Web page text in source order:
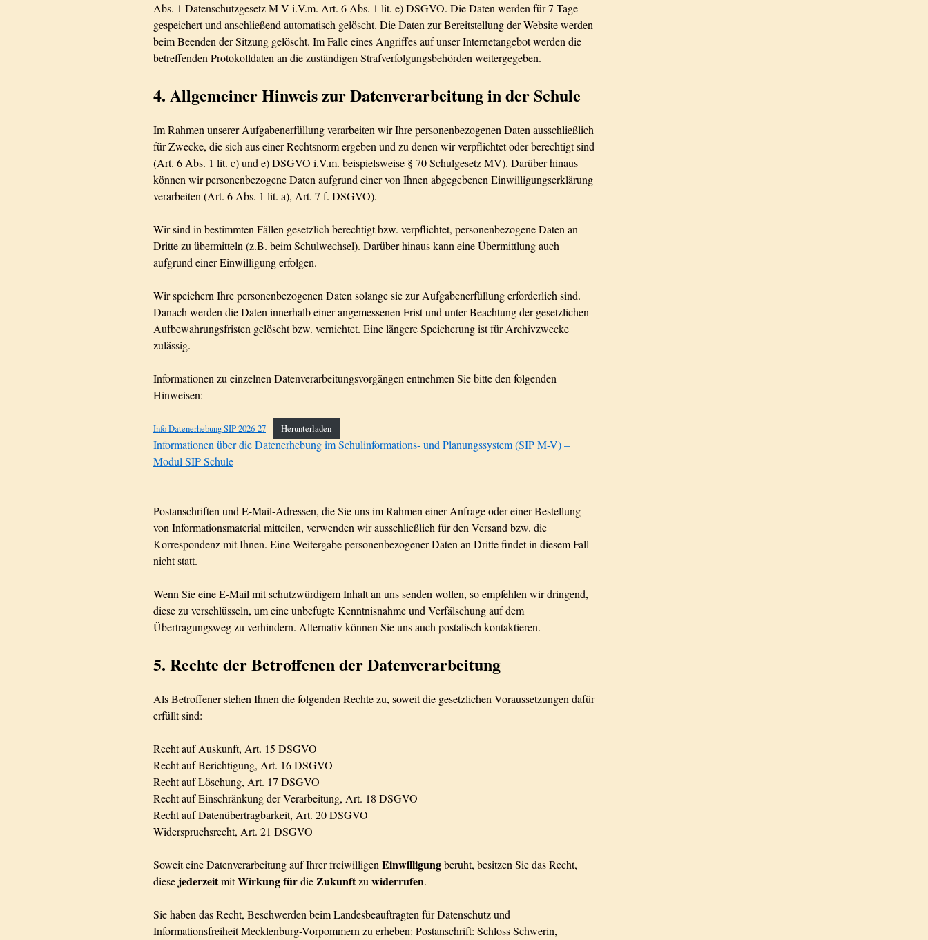
Abs. 1 Datenschutzgesetz M-V i.V.m. Art. 6 Abs. 1 lit. e) DSGVO. Die Daten werden für 7 Tage
gespeichert und anschließend automatisch gelöscht. Die Daten zur Bereitstellung der Website werden
beim Beenden der Sitzung gelöscht. Im Falle eines Angriffes auf unser Internetangebot werden die
betreffenden Protokolldaten an die zuständigen Strafverfolgungsbehörden weitergegeben.
4. Allgemeiner Hinweis zur Datenverarbeitung in der Schule
Im Rahmen unserer Aufgabenerfüllung verarbeiten wir Ihre personenbezogenen Daten ausschließlich
für Zwecke, die sich aus einer Rechtsnorm ergeben und zu denen wir verpflichtet oder berechtigt sind
(Art. 6 Abs. 1 lit. c) und e) DSGVO i.V.m. beispielsweise § 70 Schulgesetz MV). Darüber hinaus
können wir personenbezogene Daten aufgrund einer von Ihnen abgegebenen Einwilligungserklärung
verarbeiten (Art. 6 Abs. 1 lit. a), Art. 7 f. DSGVO).
Wir sind in bestimmten Fällen gesetzlich berechtigt bzw. verpflichtet, personenbezogene Daten an
Dritte zu übermitteln (z.B. beim Schulwechsel). Darüber hinaus kann eine Übermittlung auch
aufgrund einer Einwilligung erfolgen.
Wir speichern Ihre personenbezogenen Daten solange sie zur Aufgabenerfüllung erforderlich sind.
Danach werden die Daten innerhalb einer angemessenen Frist und unter Beachtung der gesetzlichen
Aufbewahrungsfristen gelöscht bzw. vernichtet. Eine längere Speicherung ist für Archivzwecke
zulässig.
Informationen zu einzelnen Datenverarbeitungsvorgängen entnehmen Sie bitte den folgenden
Hinweisen:
Info Datenerhebung SIP 2026-27 Herunterladen
Informationen über die Datenerhebung im Schulinformations- und Planungssystem (SIP M-V) –
Modul SIP-Schule
Postanschriften und E-Mail-Adressen, die Sie uns im Rahmen einer Anfrage oder einer Bestellung
von Informationsmaterial mitteilen, verwenden wir ausschließlich für den Versand bzw. die
Korrespondenz mit Ihnen. Eine Weitergabe personenbezogener Daten an Dritte findet in diesem Fall
nicht statt.
Wenn Sie eine E-Mail mit schutzwürdigem Inhalt an uns senden wollen, so empfehlen wir dringend,
diese zu verschlüsseln, um eine unbefugte Kenntnisnahme und Verfälschung auf dem
Übertragungsweg zu verhindern. Alternativ können Sie uns auch postalisch kontaktieren.
5. Rechte der Betroffenen der Datenverarbeitung
Als Betroffener stehen Ihnen die folgenden Rechte zu, soweit die gesetzlichen Voraussetzungen dafür
erfüllt sind:
Recht auf Auskunft, Art. 15 DSGVO
Recht auf Berichtigung, Art. 16 DSGVO
Recht auf Löschung, Art. 17 DSGVO
Recht auf Einschränkung der Verarbeitung, Art. 18 DSGVO
Recht auf Datenübertragbarkeit, Art. 20 DSGVO
Widerspruchsrecht, Art. 21 DSGVO
Soweit eine Datenverarbeitung auf Ihrer freiwilligen Einwilligungberuht, besitzen Sie das Recht,
diese jederzeitmitWirkung fürdieZukunftzu widerrufen.
Sie haben das Recht, Beschwerden beim Landesbeauftragten für Datenschutz und
Informationsfreiheit Mecklenburg-Vorpommern zu erheben: Postanschrift: Schloss Schwerin,